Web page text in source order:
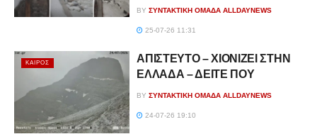
BY ΣΥΝΤΑΚΤΙΚΉ ΟΜΆΔΑ ALLDAYNEWS
25-07-26 11:31
ΚΑΙΡΌΣ
ΑΠΙΣΤΕΥΤΟ – ΧΙΟΝΙΖΕΙ ΣΤΗΝ
ΕΛΛΑΔΑ – ΔΕΙΤΕ ΠΟΥ
BY ΣΥΝΤΑΚΤΙΚΉ ΟΜΆΔΑ ALLDAYNEWS
24-07-26 19:10